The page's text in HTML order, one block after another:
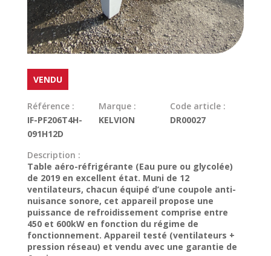
VENDU
Référence :
IF-PF206T4H-
091H12D
Marque :
KELVION
Code article :
DR00027
Description :
Table aéro-réfrigérante (Eau pure ou glycolée)
de 2019 en excellent état. Muni de 12
ventilateurs, chacun équipé d’une coupole anti-
nuisance sonore, cet appareil propose une
puissance de refroidissement comprise entre
450 et 600kW en fonction du régime de
fonctionnement. Appareil testé (ventilateurs +
pression réseau) et vendu avec une garantie de